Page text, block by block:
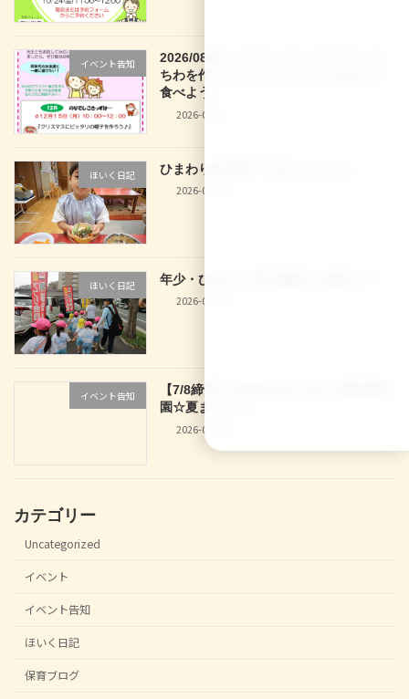
イベント告知
2026/08/03 なでしこきっず サマーう
ちわを作ろう♪＆アイスパフェを作って
食べよう♪
2026-07-27
ほいく日記 ひまわり組 食育「七夕うどん
2026-07-10
ほいく日記 年少・ひまわり 西大路駅へお散歩
2026-07-10
イベント告知
【7/8締切】2026/07/29（水） 龍谷幼稚
園☆夏まつり☆
2026-07-04
カテゴリー
Uncategorized
イベント
イベント告知
ほいく日記
保育ブログ